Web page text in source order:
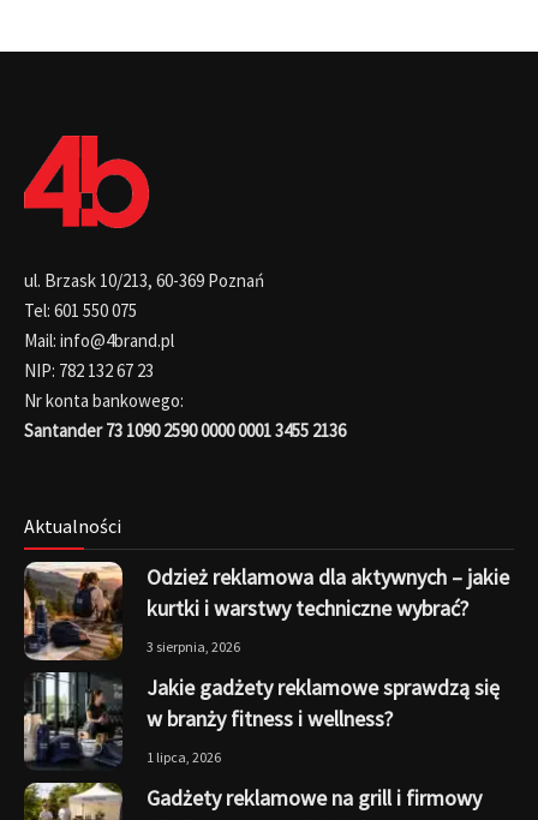
ul. Brzask 10/213, 60-369 Poznań
Tel: 601 550 075
Mail: info@4brand.pl
NIP: 782 132 67 23
Nr konta bankowego:
Santander 73 1090 2590 0000 0001 3455 2136
Aktualności
Odzież reklamowa dla aktywnych – jakie
kurtki i warstwy techniczne wybrać?
3 sierpnia, 2026
Jakie gadżety reklamowe sprawdzą się
w branży fitness i wellness?
1 lipca, 2026
Gadżety reklamowe na grill i firmowy